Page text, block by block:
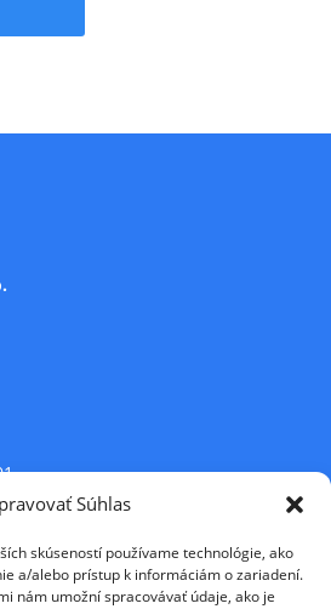
Súhlas
skúseností používame technológie, ako
a/alebo prístup k informáciám o zariadení.
nám umožní spracovávať údaje, ako je